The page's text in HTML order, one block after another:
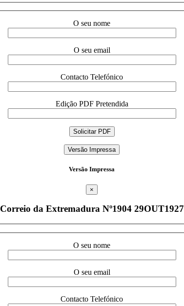
O seu nome
O seu email
Contacto Telefónico
Edição PDF Pretendida
Versão Impressa
Versão Impressa
×
Correio da Extremadura Nº1904 29OUT1927
O seu nome
O seu email
Contacto Telefónico